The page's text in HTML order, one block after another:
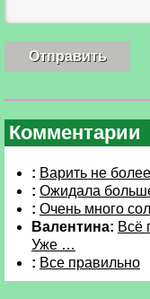
Комментарии
: Варить не
: Ожидала
: Очень много
Валентина: Всё
Уже …
: Все правильно